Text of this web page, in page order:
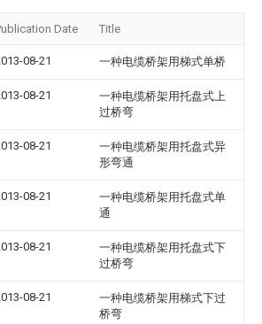
Date Title
08-21 一种电缆桥架用梯式单桥
08-21
一种电缆桥架用托盘式上
过桥弯
08-21
一种电缆桥架用托盘式异
形弯通
08-21
一种电缆桥架用托盘式单
通
08-21
一种电缆桥架用托盘式下
过桥弯
08-21
一种电缆桥架用梯式下过
桥弯